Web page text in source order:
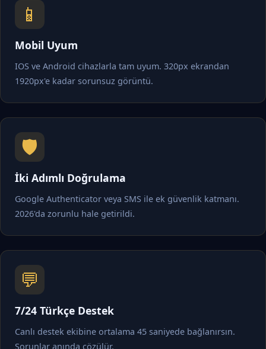
📱
Mobil Uyum
IOS ve Android cihazlarla tam uyum. 320px ekrandan
1920px'e kadar sorunsuz görüntü.
🛡️
İki Adımlı Doğrulama
Google Authenticator veya SMS ile ek güvenlik katmanı.
2026'da zorunlu hale getirildi.
💬
7/24 Türkçe Destek
Canlı destek ekibine ortalama 45 saniyede bağlanırsın.
Sorunlar anında çözülür.